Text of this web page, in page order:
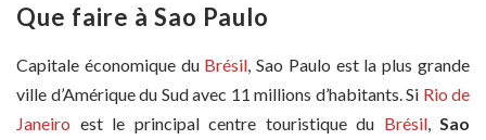
Que faire à Sao Paulo
Capitale économique du Brésil , Sao Paulo est la plus grande
ville d’Amérique du Sud avec 11 millions d’habitants. Si Rio de
Janeiro est le principal centre touristique du Brésil, Sao